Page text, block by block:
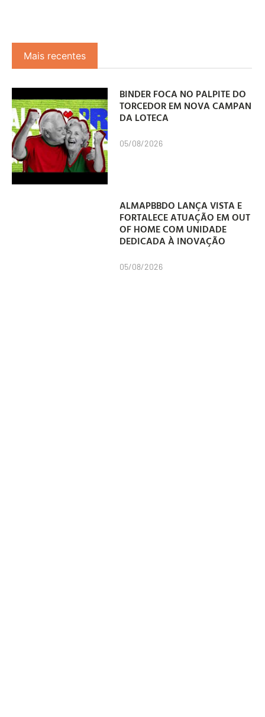
Mais recentes
BINDER FOCA NO PALPITE DO
TORCEDOR EM NOVA CAMPANHA
DA LOTECA
05/08/2026
ALMAPBBDO LANÇA VISTA E
FORTALECE ATUAÇÃO EM OUT
OF HOME COM UNIDADE
DEDICADA À INOVAÇÃO
05/08/2026